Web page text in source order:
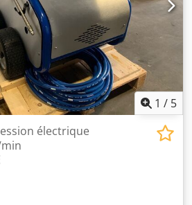
maximale : 60 degrés
x 1020 (longueur x largeur x
: 85
1 / 5
électrique